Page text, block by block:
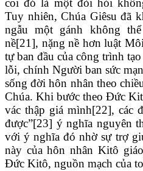
coi đó là một đòi hỏi
Tuy nhiên, Chúa Giêsu đã
ngẫu một gánh không
nề[21], nặng nề hơn luật
tự ban đầu của công trình
lỗi, chính Người ban sức
sống đời hôn nhân theo
Chúa. Khi bước theo Đức
vác thập giá mình[22], các
được”[23] ý nghĩa nguyên
với ý nghĩa đó nhờ sự trợ
này của hôn nhân Kitô
Đức Kitô, nguồn mạch của